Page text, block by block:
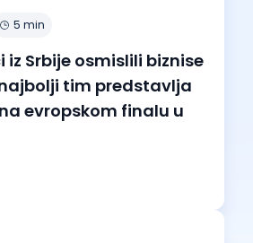
5 min
iz Srbije osmislili biznise
tim predstavlja
evropskom finalu u